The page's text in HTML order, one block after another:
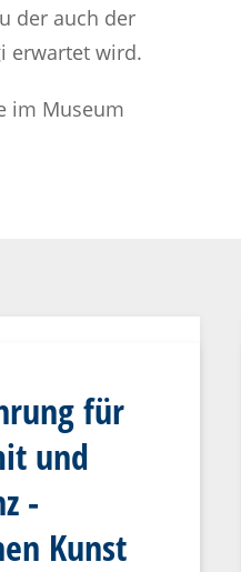
der auch der
erwartet wird.
im Museum
für
und
-
Kunst